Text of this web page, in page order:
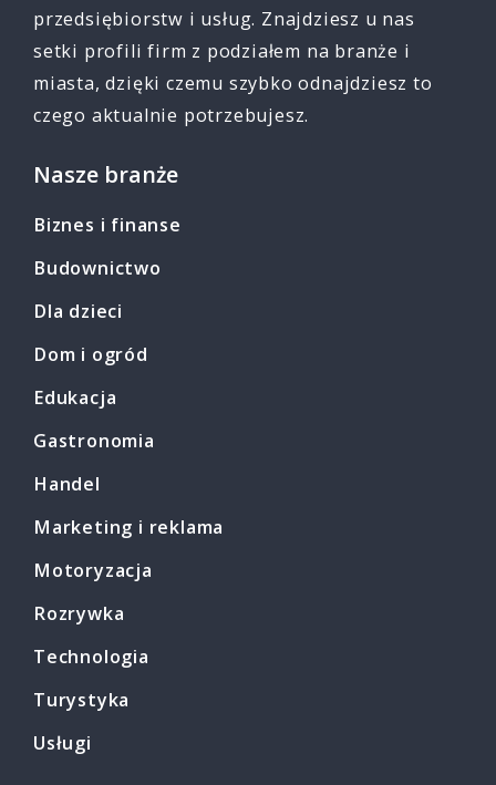
przedsiębiorstw i usług. Znajdziesz u nas
setki profili firm z podziałem na branże i
miasta, dzięki czemu szybko odnajdziesz to
czego aktualnie potrzebujesz.
Nasze branże
Biznes i finanse
Budownictwo
Dla dzieci
Dom i ogród
Edukacja
Gastronomia
Handel
Marketing i reklama
Motoryzacja
Rozrywka
Technologia
Turystyka
Usługi